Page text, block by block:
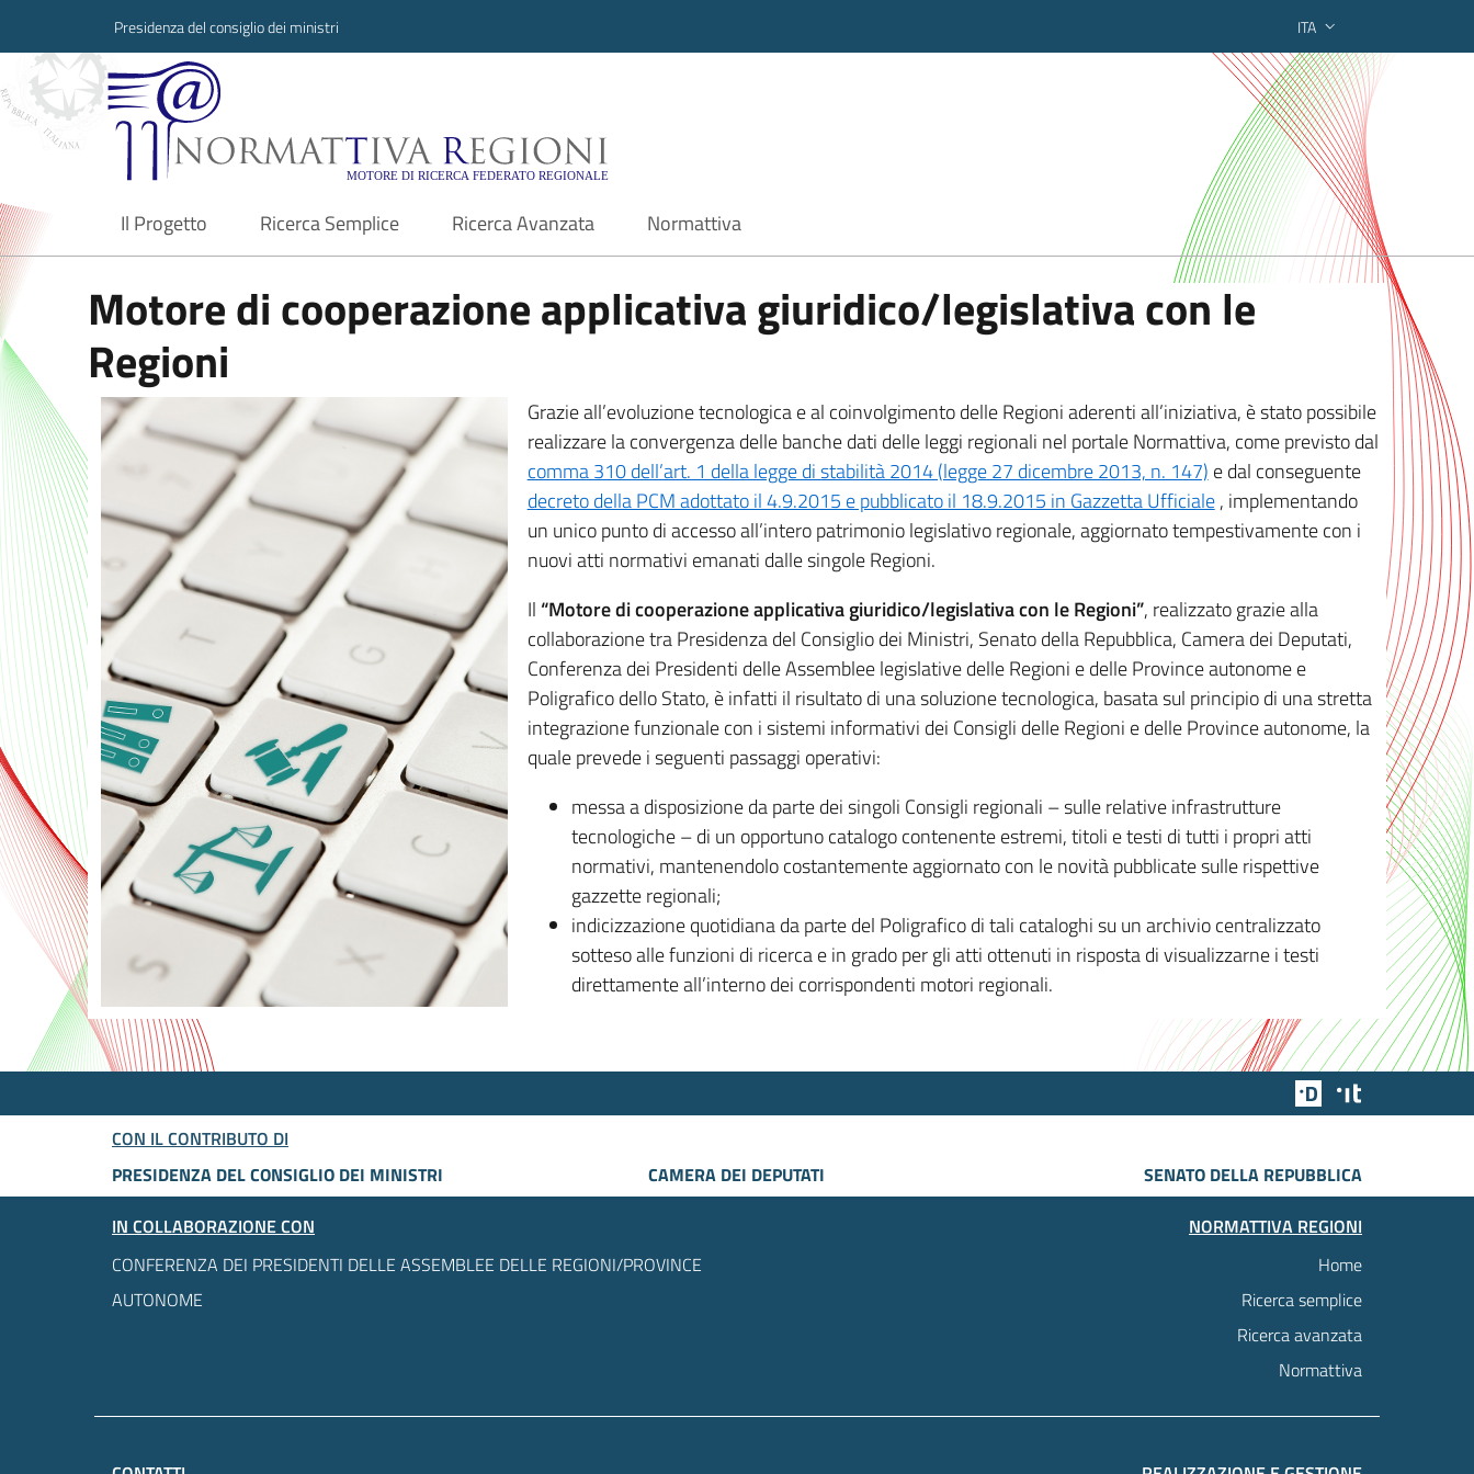
Presidenza del consiglio dei ministri ITA
Normattiva Regioni - Motore di ricerca federato regionale
Il Progetto
current Ricerca Semplice Ricerca Avanzata Normattiva
Motore di cooperazione applicativa giuridico/legislativa con le
Regioni
Grazie all’evoluzione tecnologica e al coinvolgimento delle Regioni aderenti all’iniziativa, è stato possibile
realizzare la convergenza delle banche dati delle leggi regionali nel portale Normattiva, come previsto dal
comma 310 dell’art. 1 della legge di stabilità 2014 (legge 27 dicembre 2013, n. 147) e dal conseguente
decreto della PCM adottato il 4.9.2015 e pubblicato il 18.9.2015 in Gazzetta Ufficiale, implementando
un unico punto di accesso all’intero patrimonio legislativo regionale, aggiornato tempestivamente con i
nuovi atti normativi emanati dalle singole Regioni.
Il “Motore di cooperazione applicativa giuridico/legislativa con le Regioni”, realizzato grazie alla
collaborazione tra Presidenza del Consiglio dei Ministri, Senato della Repubblica, Camera dei Deputati,
Conferenza dei Presidenti delle Assemblee legislative delle Regioni e delle Province autonome e
Poligrafico dello Stato, è infatti il risultato di una soluzione tecnologica, basata sul principio di una stretta
integrazione funzionale con i sistemi informativi dei Consigli delle Regioni e delle Province autonome, la
quale prevede i seguenti passaggi operativi:
messa a disposizione da parte dei singoli Consigli regionali – sulle relative infrastrutture
tecnologiche – di un opportuno catalogo contenente estremi, titoli e testi di tutti i propri atti
normativi, mantenendolo costantemente aggiornato con le novità pubblicate sulle rispettive
gazzette regionali;
indicizzazione quotidiana da parte del Poligrafico di tali cataloghi su un archivio centralizzato
sotteso alle funzioni di ricerca e in grado per gli atti ottenuti in risposta di visualizzarne i testi
direttamente all’interno dei corrispondenti motori regionali.
Team Digitale
CON IL CONTRIBUTO DI
PRESIDENZA DEL CONSIGLIO DEI MINISTRI
CAMERA DEI DEPUTATI
SENATO DELLA REPUBBLICA
IN COLLABORAZIONE CON
CONFERENZA DEI PRESIDENTI DELLE ASSEMBLEE DELLE REGIONI/PROVINCE
AUTONOME
NORMATTIVA REGIONI
Home
Ricerca semplice
Ricerca avanzata
Normattiva